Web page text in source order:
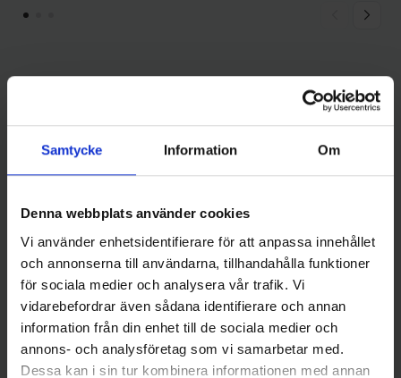
Samtycke Information Om
Denna webbplats använder cookies
Vi använder enhetsidentifierare för att anpassa innehållet
och annonserna till användarna, tillhandahålla funktioner
för sociala medier och analysera vår trafik. Vi
vidarebefordrar även sådana identifierare och annan
information från din enhet till de sociala medier och
annons- och analysföretag som vi samarbetar med.
Dessa kan i sin tur kombinera informationen med annan
Abu Garcia
Atom Vass 20 gr - Koppar
79 kr
Darts
Darts Fluorocarbon 20m -
0,29 mm